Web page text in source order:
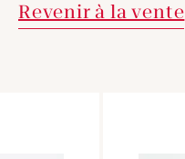
Revenir à la vente